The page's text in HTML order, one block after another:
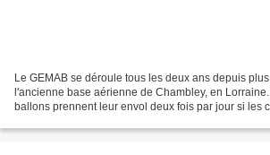
Le GEMAB se déroule tous les deux ans depuis
l'ancienne base aérienne de Chambley, en
ballons prennent leur envol deux fois par jour si les